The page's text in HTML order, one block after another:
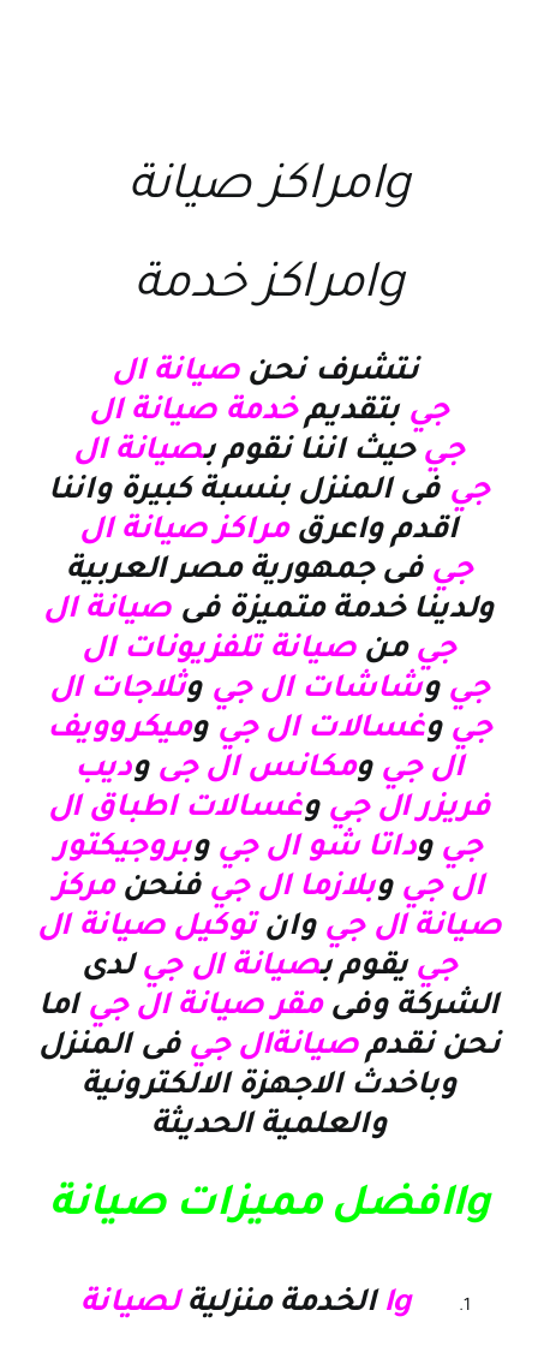
lgمراكز صيانة
lgمراكز خدمة
نتشرف نحن صيانة ال
جي بتقديم خدمة صيانة ال
جي حيث اننا نقوم بصيانة ال
جي فى المنزل بنسبة كبيرة واننا
اقدم واعرقمراكز صيانة ال
جي فى جمهورية مصر العربية
ولدينا خدمة متميزة فى صيانة ال
جي منصيانة تلفزيونات ال
جي وشاشات ال جي وثلاجات ال
جي وغسالات ال جي وميكروويف
ال جي ومكانس ال جى وديب
فريزر ال جي وغسالات اطباق ال
جي وداتا شو ال جي وبروجيكتور
ال جي وبلازما ال جي فنحنمركز
صيانة ال جي وان توكيل صيانة ال
جييقوم بصيانة ال جي لدى
الشركة وفى مقر صيانة ال جي اما
نحن نقدمصيانةال جيفى المنزل
وباخدث الاجهزة الالكترونية
والعلمية الحديثة
lgافضل مميزات صيانة
lg الخدمة منزليةلصيانة